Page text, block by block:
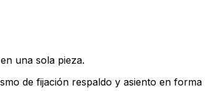
una sola pieza.
de fijación respaldo y asiento en